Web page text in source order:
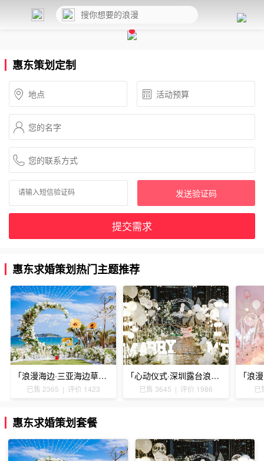
惠东策划定制
发送验证码
提交需求
惠东求婚策划热门主题推荐
「浪漫海边·三亚海边草坪浪漫求婚」
已售 2365 | 评价 1423
「心动仪式·深圳露台浪漫求婚」
已售 3645 | 评价 1986 已
惠东求婚策划套餐